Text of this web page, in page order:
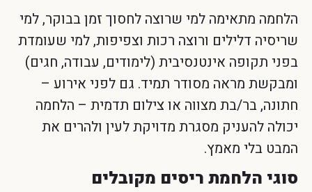
הלחמה מתאימה למי שרוצה לחסוך זמן בבוקר, למי
שריסיה דלילים ורוצה רכות וצפיפות, למי שעומדת
בפני תקופה אינטנסיבית (לימודים, עבודה, חגים)
ומבקשת מראה מסודר תמיד. גם לפני אירוע –
חתונה, בר/בת מצווה או צילום תדמית – הלחמה
יכולה להעניק מסגרת מדויקת לעין ולהרים את
המבט בלי מאמץ.
סוגי הלחמת ריסים מקובלים